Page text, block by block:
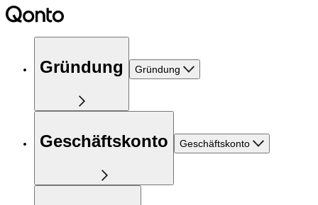
Gründung Gründung
Geschäftskonto Geschäftskonto